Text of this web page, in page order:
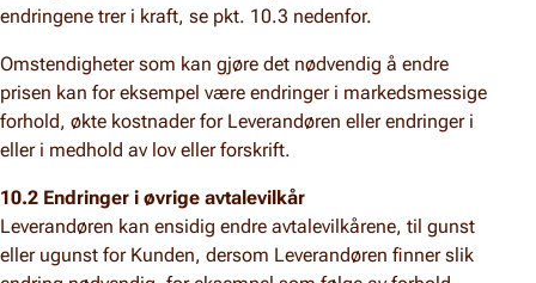
endringene trer i kraft, se pkt. 10.3 nedenfor.
Omstendigheter som kan gjøre det nødvendig å endre
prisen kan for eksempel være endringer i markedsmessige
forhold, økte kostnader for Leverandøren eller endringer i
eller i medhold av lov eller forskrift.
10.2 Endringer i øvrige avtalevilkår
Leverandøren kan ensidig endre avtalevilkårene, til gunst
eller ugunst for Kunden, dersom Leverandøren finner slik